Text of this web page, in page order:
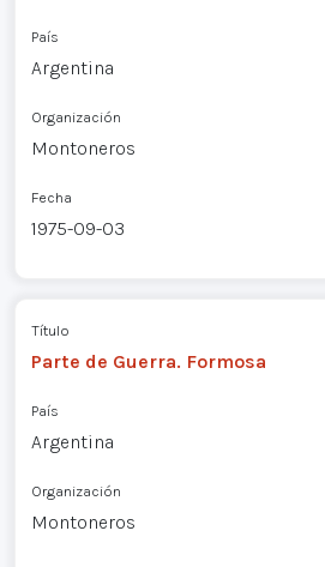
País
Argentina
Organización
Montoneros
Fecha
1975-09-03
Título
Parte de Guerra. Formosa
País
Argentina
Organización
Montoneros